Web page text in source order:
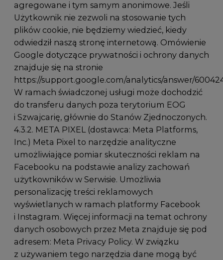
agregowane i tym samym anonimowe. Jeśli
Użytkownik nie zezwoli na stosowanie tych
plików cookie, nie będziemy wiedzieć, kiedy
odwiedził naszą stronę internetową. Omówienie
Google dotyczące prywatności i ochrony danych
znajduje się na stronie
https://support.google.com/analytics/answer/
W ramach świadczonej usługi może dochodzić
do transferu danych poza terytorium EOG
i Szwajcarię, głównie do Stanów Zjednoczonych.
4.3.2. META PIXEL (dostawca: Meta Platforms,
Inc.) Meta Pixel to narzędzie analityczne
umożliwiające pomiar skuteczności reklam na
Facebooku na podstawie analizy zachowań
użytkowników w Serwisie. Umożliwia
personalizację treści reklamowych
wyświetlanych w ramach platformy Facebook
i Instagram. Więcej informacji na temat ochrony
danych osobowych przez Meta znajduje się pod
adresem: Meta Privacy Policy. W związku
z używaniem tego narzędzia dane mogą być